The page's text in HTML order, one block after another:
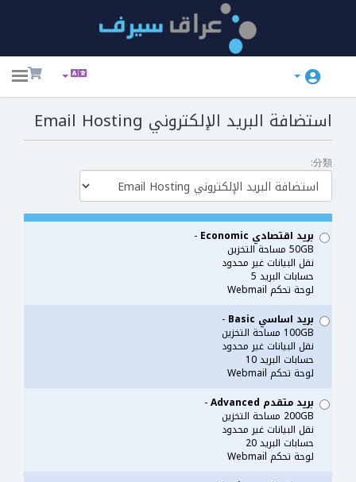
استضافة البريد الإلكتروني Email Hosting
分類:
بريد اقتصادي Economic -
50GB مساحة التخزين
نقل البيانات غير محدود
حسابات البريد 5
لوحة تحكم Webmail
بريد اساسي Basic
-
100GB مساحة التخزين
نقل البيانات غير محدود
حسابات البريد 10
لوحة تحكم Webmail
بريد متقدم Advanced
-
200GB مساحة التخزين
نقل البيانات غير محدود
حسابات البريد 20
لوحة تحكم Webmail